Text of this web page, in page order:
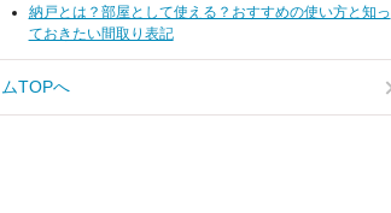
納戸とは？部屋として使える？おすすめの使い方と知っ
ておきたい間取り表記
TOPへ